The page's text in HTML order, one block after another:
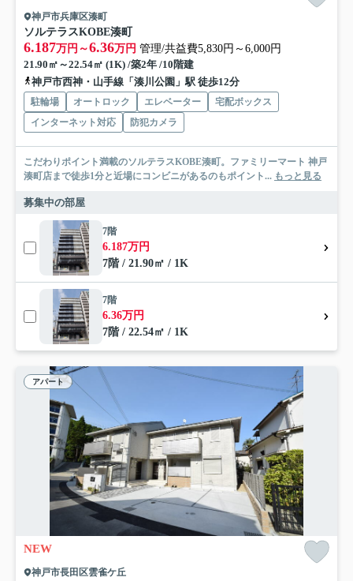
神戸市兵庫区湊町
ソルテラスKOBE湊町
6.187万円～6.36万円 管理/共益費5,830円～6,000円
21.90㎡～22.54㎡ (1K) /築2年 /10階建
神戸市西神・山手線「湊川公園」駅 徒歩12分
駐輪場 オートロック エレベーター
宅配ボックス
インターネット対応
防犯カメラ
こだわりポイント満載のソルテラスKOBE湊町。ファミリーマート 神戸
湊町店まで徒歩1分と近場にコンビニがあるのもポイント... もっと見る
募集中の部屋
7階
6.187万円
7階 / 21.90㎡ / 1K
7階
6.36万円
7階 / 22.54㎡ / 1K
アパート
NEW
神戸市長田区雲雀ケ丘